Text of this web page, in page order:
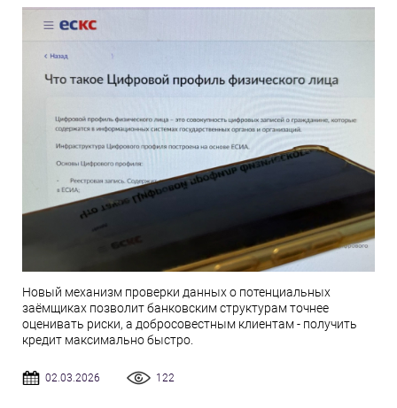
Новый механизм проверки данных о потенциальных
заёмщиках позволит банковским структурам точнее
оценивать риски, а добросовестным клиентам - получить
кредит максимально быстро.
02.03.2026 122